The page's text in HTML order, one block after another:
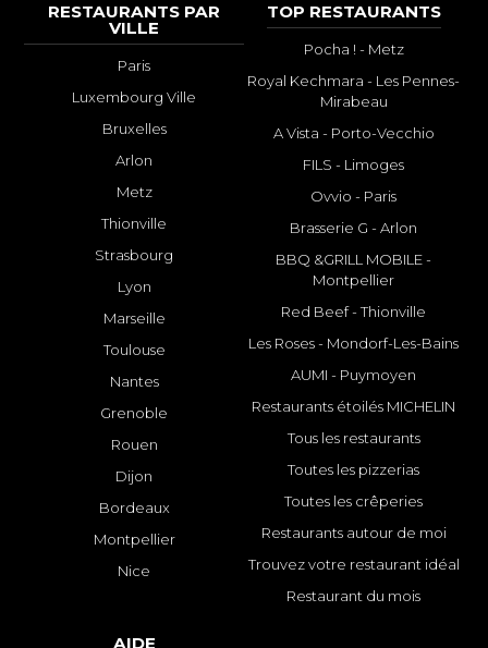
RESTAURANTS PAR
VILLE
Paris
Luxembourg Ville
Bruxelles
Arlon
Metz
Thionville
Strasbourg
Lyon
Marseille
Toulouse
Nantes
Grenoble
Rouen
Dijon
Bordeaux
Montpellier
Nice
TOP RESTAURANTS
Pocha ! - Metz
Royal Kechmara - Les Pennes-
Mirabeau
A Vista - Porto-Vecchio
FILS - Limoges
Ovvio - Paris
Brasserie G - Arlon
BBQ &GRILL MOBILE -
Montpellier
Red Beef - Thionville
Les Roses - Mondorf-Les-Bains
AUMI - Puymoyen
Restaurants étoilés MICHELIN
Tous les restaurants
Toutes les pizzerias
Toutes les crêperies
Restaurants autour de moi
Trouvez votre restaurant idéal
Restaurant du mois
AIDE